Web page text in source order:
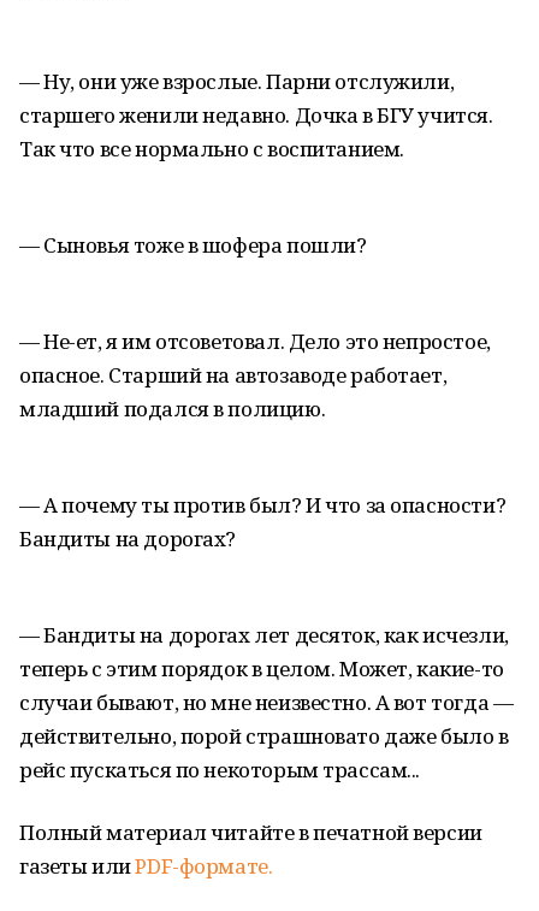
— Ну, они уже взрослые. Парни отслужили,
старшего женили недавно. Дочка в БГУ учится.
Так что все нормально с воспитанием.
— Сыновья тоже в шофера пошли?
— Не-ет, я им отсоветовал. Дело это непростое,
опасное. Старший на автозаводе работает,
младший подался в полицию.
— А почему ты против был? И что за опасности?
Бандиты на дорогах?
— Бандиты на дорогах лет десяток, как исчезли,
теперь с этим порядок в целом. Может, какие-то
случаи бывают, но мне неизвестно. А вот тогда —
действительно, порой страшновато даже было в
рейс пускаться по некоторым трассам...
Полный материал читайте в печатной версии
газеты илиPDF-формате.